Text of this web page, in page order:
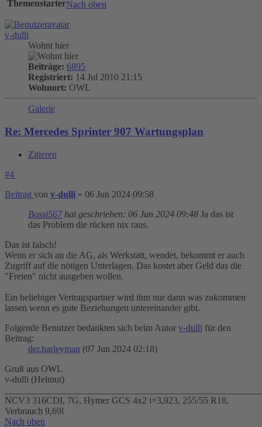
ThemenstarterNach oben
v-dulli
Wohnt hier
Beiträge: 6895
Registriert: 14 Jul 2010 21:15
Wohnort: OWL
Galerie
Re: Mercedes Sprinter 907 Wartungsplan
Zitieren
#4
Beitrag von v-dulli » 06 Jun 2024 09:58
Bossi567hat geschrieben: 06 Jun 2024 09:48 Ja das ist
das Problem die rücken nix raus.
Das ist falsch!
Wenn er sich an die AG, als Werkstatt, wendet, bekommt er auch
Zugriff auf die nötigen Unterlagen. Das kostet aber Geld das die
"Freien" nicht ausgeben wollen.
Ein beliebiger Vertragspartner wird ihm nur dann was zukommen
lassen wenn es gute Beziehungen untereinander gibt.
Folgende Benutzer bedankten sich beim Autor v-dulli für den
Beitrag:
der.harleyman (07 Jun 2024 02:18)
Gruß aus OWL
v-dulli (Helmut)
NCV3 316CDI, 7G, Hymer GCS 4x2 i=3,923, 255/55 R18,
Verbrauch 9,69l
Nach oben